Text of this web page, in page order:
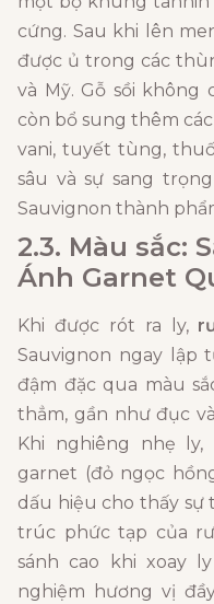
cứng. Sau khi lên
được ủ trong các
và Mỹ. Gỗ sồi không
còn bổ sung thêm
vani, tuyết tùng,
sâu và sự sang
Sauvignon thành
2.3. Màu sắc:
Ánh Garnet
Khi được rót ra ly,
Sauvignon ngay lập
đậm đặc qua màu
thẳm, gần như đục
Khi nghiêng nhẹ
garnet (đỏ ngọc
dấu hiệu cho thấy sự
trúc phức tạp của
sánh cao khi xoay
nghiệm hương vị